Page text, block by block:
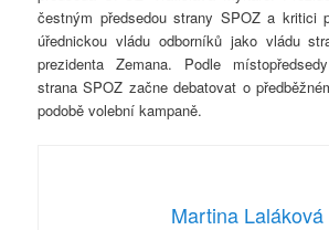
čestným předsedou strany SPOZ a kritici
úřednickou vládu odborníků jako vládu
prezidenta Zemana. Podle
strana SPOZ začne debatovat o
podobě volební kampaně.
Martina Laláková